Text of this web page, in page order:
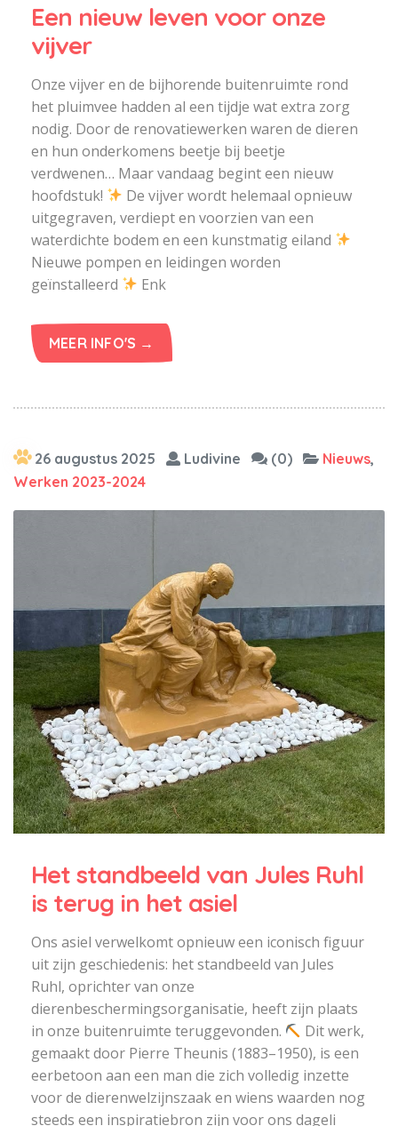
Een nieuw leven voor onze
vijver
Onze vijver en de bijhorende buitenruimte rond
het pluimvee hadden al een tijdje wat extra zorg
nodig. Door de renovatiewerken waren de dieren
en hun onderkomens beetje bij beetje
verdwenen… Maar vandaag begint een nieuw
hoofdstuk!
De vijver wordt helemaal opnieuw
uitgegraven, verdiept en voorzien van een
waterdichte bodem en een kunstmatig eiland
Nieuwe pompen en leidingen worden
geïnstalleerd
Enk
MEER INFO'S →
26 augustus 2025 Ludivine (0) Nieuws,
Werken 2023-2024
Het standbeeld van Jules Ruhl
is terug in het asiel
Ons asiel verwelkomt opnieuw een iconisch figuur
uit zijn geschiedenis: het standbeeld van Jules
Ruhl, oprichter van onze
dierenbeschermingsorganisatie, heeft zijn plaats
in onze buitenruimte teruggevonden.
Dit werk,
gemaakt door Pierre Theunis (1883–1950), is een
eerbetoon aan een man die zich volledig inzette
voor de dierenwelzijnszaak en wiens waarden nog
steeds een inspiratiebron zijn voor ons dageli